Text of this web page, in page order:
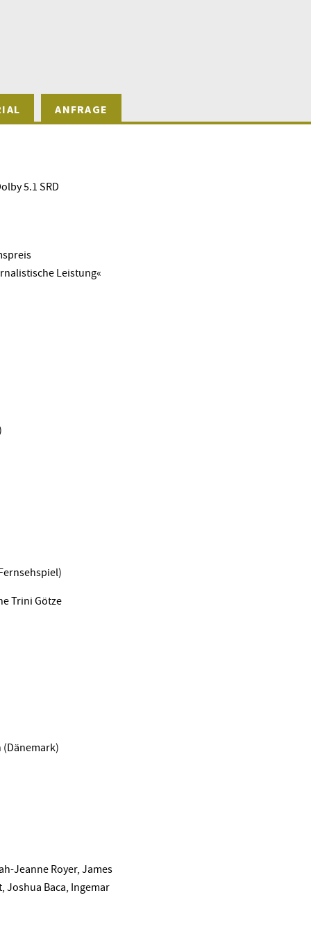
ANFRAGE
5.1 SRD
Leistung«
Trini Götze
(Dänemark)
Jeanne Royer, James
Joshua Baca, Ingemar